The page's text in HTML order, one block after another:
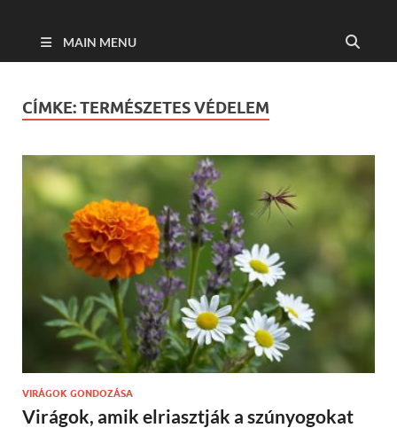
MAIN MENU
CÍMKE:TERMÉSZETES VÉDELEM
VIRÁGOK GONDOZÁSA
Virágok, amik elriasztják a szúnyogokat